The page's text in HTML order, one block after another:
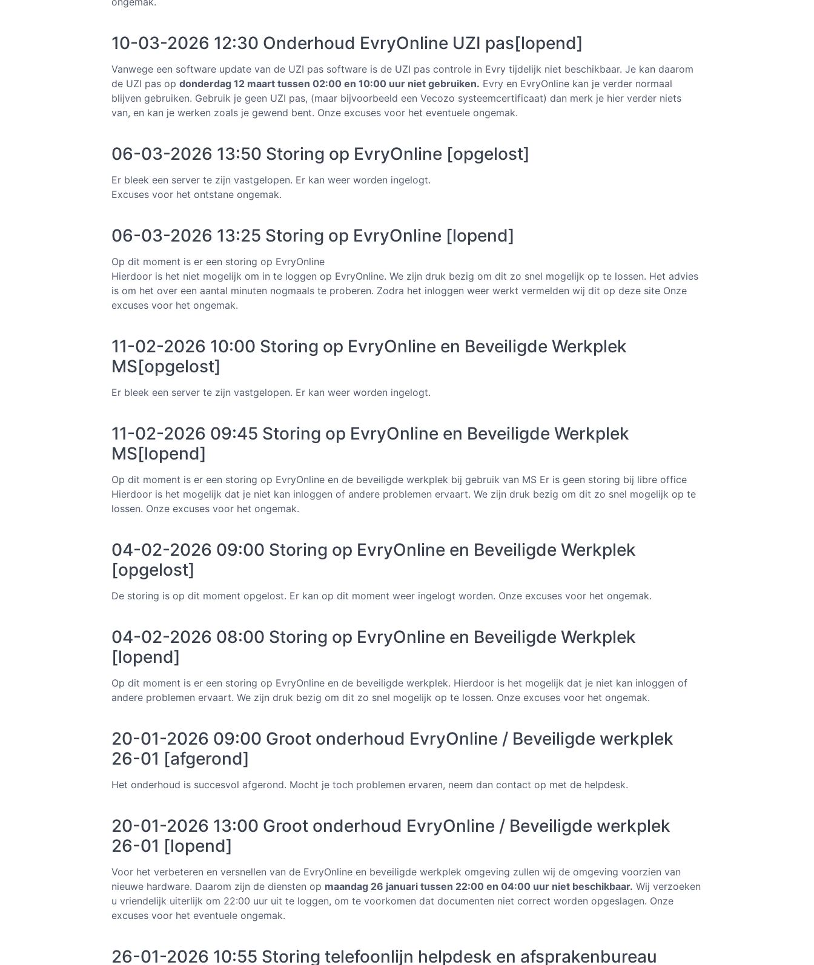
10-03-2026 12:30 Onderhoud EvryOnline UZI pas[lopend]
Vanwege een software update van de UZI pas software is de UZI pas controle in Evry tijdelijk niet beschikbaar. Je kan daarom
de UZI pas op donderdag 12 maart tussen 02:00 en 10:00 uur niet gebruiken. Evry en EvryOnline kan je verder normaal
blijven gebruiken. Gebruik je geen UZI pas, (maar bijvoorbeeld een Vecozo systeemcertificaat) dan merk je hier verder niets
van, en kan je werken zoals je gewend bent. Onze excuses voor het eventuele ongemak.
06-03-2026 13:50 Storing op EvryOnline [opgelost]
Er bleek een server te zijn vastgelopen. Er kan weer worden ingelogt.
Excuses voor het ontstane ongemak.
06-03-2026 13:25 Storing op EvryOnline [lopend]
Op dit moment is er een storing op EvryOnline
Hierdoor is het niet mogelijk om in te loggen op EvryOnline. We zijn druk bezig om dit zo snel mogelijk op te lossen. Het advies
is om het over een aantal minuten nogmaals te proberen. Zodra het inloggen weer werkt vermelden wij dit op deze site Onze
excuses voor het ongemak.
11-02-2026 10:00 Storing op EvryOnline en Beveiligde Werkplek
MS[opgelost]
Er bleek een server te zijn vastgelopen. Er kan weer worden ingelogt.
11-02-2026 09:45 Storing op EvryOnline en Beveiligde Werkplek
MS[lopend]
Op dit moment is er een storing op EvryOnline en de beveiligde werkplek bij gebruik van MS Er is geen storing bij libre office
Hierdoor is het mogelijk dat je niet kan inloggen of andere problemen ervaart. We zijn druk bezig om dit zo snel mogelijk op te
lossen. Onze excuses voor het ongemak.
04-02-2026 09:00 Storing op EvryOnline en Beveiligde Werkplek
[opgelost]
De storing is op dit moment opgelost. Er kan op dit moment weer ingelogt worden. Onze excuses voor het ongemak.
04-02-2026 08:00 Storing op EvryOnline en Beveiligde Werkplek
[lopend]
Op dit moment is er een storing op EvryOnline en de beveiligde werkplek. Hierdoor is het mogelijk dat je niet kan inloggen of
andere problemen ervaart. We zijn druk bezig om dit zo snel mogelijk op te lossen. Onze excuses voor het ongemak.
20-01-2026 09:00 Groot onderhoud EvryOnline / Beveiligde werkplek
26-01 [afgerond]
Het onderhoud is succesvol afgerond. Mocht je toch problemen ervaren, neem dan contact op met de helpdesk.
20-01-2026 13:00 Groot onderhoud EvryOnline / Beveiligde werkplek
26-01 [lopend]
Voor het verbeteren en versnellen van de EvryOnline en beveiligde werkplek omgeving zullen wij de omgeving voorzien van
nieuwe hardware. Daarom zijn de diensten op maandag 26 januari tussen 22:00 en 04:00 uur niet beschikbaar. Wij verzoeken
u vriendelijk uiterlijk om 22:00 uur uit te loggen, om te voorkomen dat documenten niet correct worden opgeslagen. Onze
excuses voor het eventuele ongemak.
26-01-2026 10:55 Storing telefoonlijn helpdesk en afsprakenbureau